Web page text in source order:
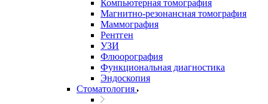
Компьютерная томография
Магнитно-резонансная томография
Маммография
Рентген
УЗИ
Флюорография
Функциональная диагностика
Эндоскопия
Стоматология